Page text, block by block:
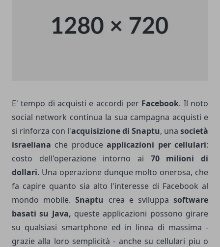
E' tempo di acquisti e accordi per Facebook. Il noto
social network continua la sua campagna acquisti e
si rinforza con l'acquisizione di Snaptu, una società
israeliana che produceapplicazioni per cellulari:
costo dell'operazione intorno ai 70 milioni di
dollari. Una operazione dunque molto onerosa, che
fa capire quanto sia alto l'interesse di Facebook al
mondo mobile.Snaptu crea e sviluppasoftware
basati su Java, queste applicazioni possono girare
su qualsiasi smartphone ed in linea di massima -
grazie alla loro semplicità - anche su cellulari piu o